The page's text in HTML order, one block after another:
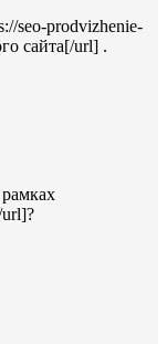
seo-prodvizhenie-
сайта[/url] .